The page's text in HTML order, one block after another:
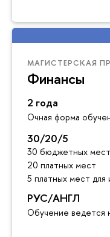
МАГИСТЕРСКАЯ
Финансы
2 года
Очная форма
30/20/5
30 бюджетных мест
20 платных мест
5 платных мест для
РУС/АНГЛ
Обучение ведется